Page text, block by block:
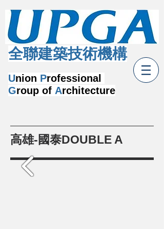
Union Professional
Group of Architecture
​全聯建築技術機構
高雄-國泰DOUBLE A